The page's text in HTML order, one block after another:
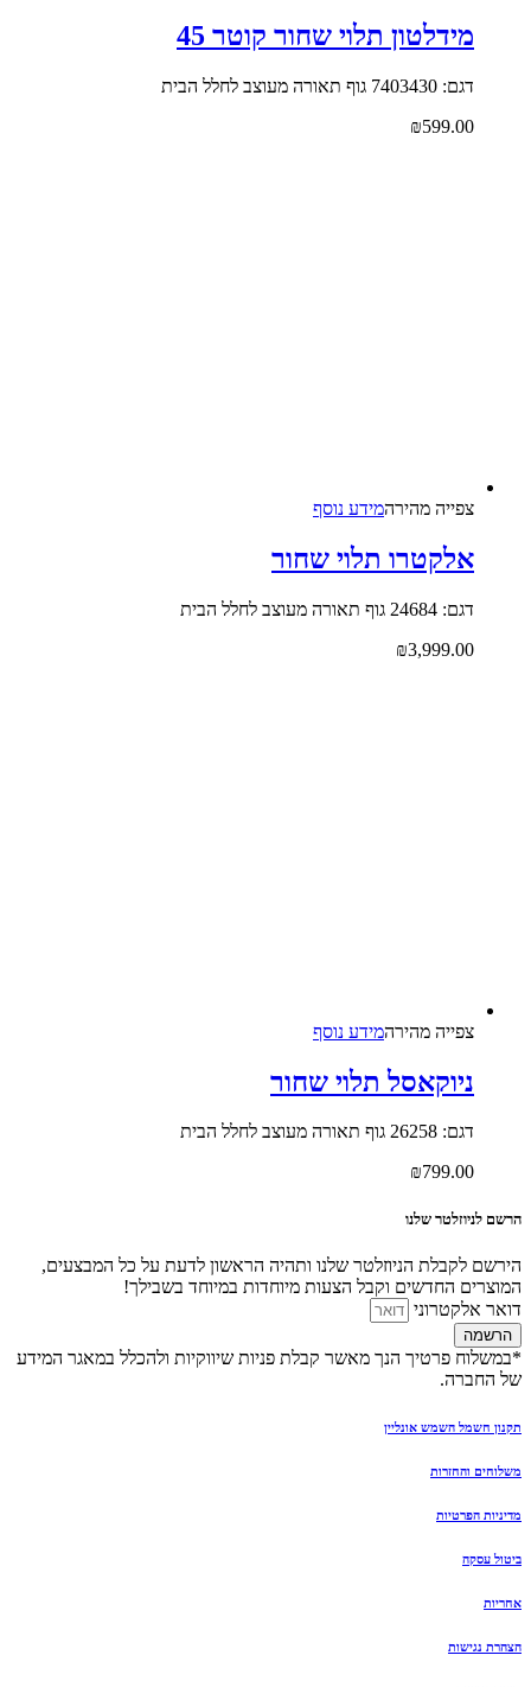
מידלטון תלוי שחור קוטר 45
דגם: 7403430 גוף תאורה מעוצב לחלל הבית
₪599.00
צפייה‬ ‫מהירה‬מידע נוסף
אלקטרו תלוי שחור
דגם: 24684 גוף תאורה מעוצב לחלל הבית
₪3,999.00
צפייה‬ ‫מהירה‬מידע נוסף
ניוקאסל תלוי שחור
דגם: 26258 גוף תאורה מעוצב לחלל הבית
₪799.00
הרשם לניוזלטר שלנו
הירשם לקבלת הניוזלטר שלנו ותהיה הראשון לדעת על כל המבצעים,
המוצרים החדשים וקבל הצעות מיוחדות במיוחד בשבילך!
דואר אלקטרוני
הרשמה
*במשלוח פרטיך הנך מאשר קבלת פניות שיווקיות ולהכלל במאגר המידע
של החברה.
תקנון חשמל השמש אונליין
משלוחים והחזרות
מדיניות הפרטיות
ביטול עסקה
אחריות
הצהרת נגישות